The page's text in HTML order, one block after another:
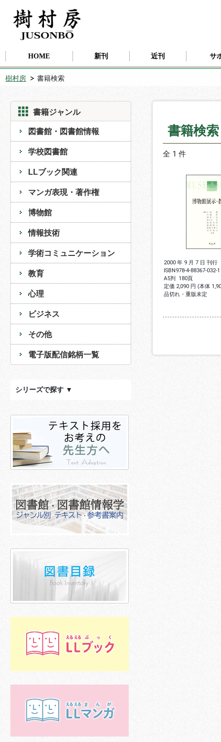
HOME 新刊 近刊 サ
樹村房 書籍検索
書籍ジャンル
図書館・図書館情報
学校図書館
LLブック関連
マンガ表現・著作権
博物館
情報技術
学術コミュニケーション
教育
心理
ビジネス
その他
電子版配信銘柄一覧
シリーズで探す ▼
書籍検
全 1 件
2000 年 9 月 7 日 刊行
ISBN978-4-88367-032-1
A5判 180頁
定価 2,090 円 (本体
品切れ・重版未定